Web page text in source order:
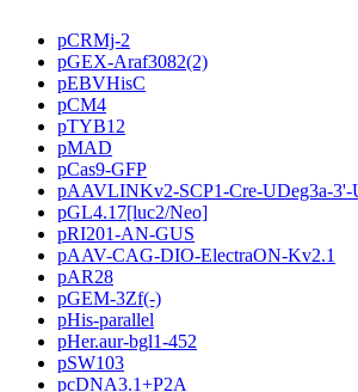
pCRMj-2
pGEX-Araf3082(2)
pEBVHisC
pCM4
pTYB12
pMAD
pCas9-GFP
pAAVLINKv2-SCP1-Cre-UDeg3a-
pGL4.17[luc2/Neo]
pRI201-AN-GUS
pAAV-CAG-DIO-ElectraON-Kv2.1
pAR28
pGEM-3Zf(-)
pHis-parallel
pHer.aur-bgl1-452
pSW103
pcDNA3.1+P2A